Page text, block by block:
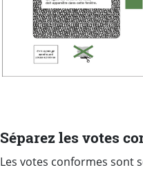
Séparez les votes
Les votes conformes sont